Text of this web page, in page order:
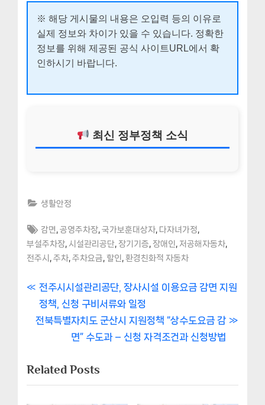
※ 해당 게시물의 내용은 오입력 등의 이유로
실제 정보와 차이가 있을 수 있습니다. 정확한
정보를 위해 제공된 공식 사이트URL에서 확
인하시기 바랍니다.
최신 정부정책 소식
생활안정
Tags:
감면 ,공영주차장 ,국가보훈대상자 다자녀가정
부설주차장 시설관리공단 장기기증 장애인 저공해자동차
전주시
주차 주차요금 할인 환경친화적 자동차
글
내
게
이
P
r
e
o
u
전주시시설관리공단, 장사시설 이용요금 감면 지원
정책, 신청 구비서류와 일정
N
t
P
전북특별자치도 군산시 지원정책 “상수도요금 감
면” 수도과 – 신청 자격조건과 신청방법
Related Posts